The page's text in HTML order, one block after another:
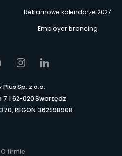
Reklamowe kalendarze 2027
Employer branding
Plus Sp. z o.o.
7 | 62-020 Swarzędz
REGON: 362998908
O firmie